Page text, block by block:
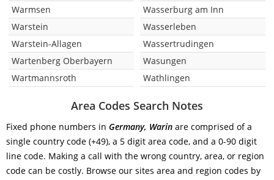
Warmsen
Warstein
Warstein-Allagen
Wartenberg Oberbayern
Wartmannsroth
Wasserburg am Inn
Wasserleben
Wassertrudingen
Wasungen
Wathlingen
Area Codes Search Notes
Fixed phone numbers in Germany, Warin are comprised of a
single country code (+49), a 5 digit area code, and a 0-90 digit
line code. Making a call with the wrong country, area, or region
code can be costly. Browse our sites area and region codes by